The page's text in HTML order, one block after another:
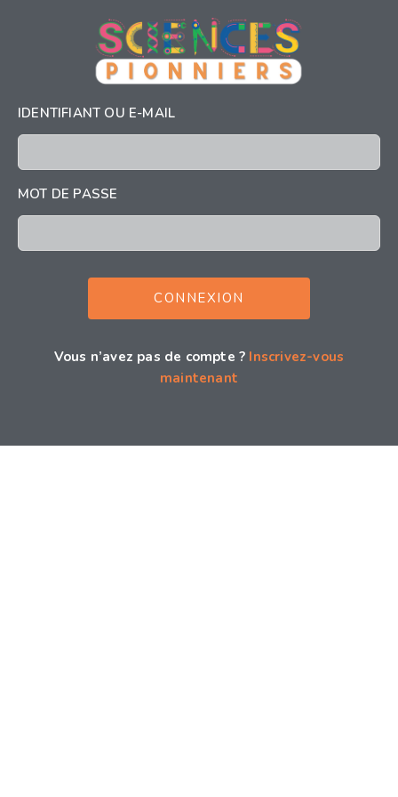
IDENTIFIANT OU E-MAIL
MOT DE PASSE
Vous n’avez pas de compte ? Inscrivez-vous
maintenant